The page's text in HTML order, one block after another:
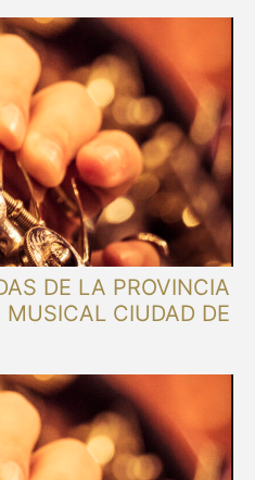
DE LA PROVINCIA
CIUDAD DE